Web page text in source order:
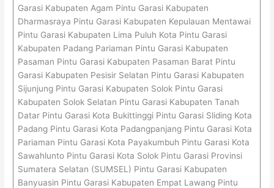
Garasi Kabupaten Agam Pintu Garasi Kabupaten
Dharmasraya Pintu Garasi Kabupaten Kepulauan Mentawai
Pintu Garasi Kabupaten Lima Puluh Kota Pintu Garasi
Kabupaten Padang Pariaman Pintu Garasi Kabupaten
Pasaman Pintu Garasi Kabupaten Pasaman Barat Pintu
Garasi Kabupaten Pesisir Selatan Pintu Garasi Kabupaten
Sijunjung Pintu Garasi Kabupaten Solok Pintu Garasi
Kabupaten Solok Selatan Pintu Garasi Kabupaten Tanah
Datar Pintu Garasi Kota Bukittinggi Pintu Garasi Sliding Kota
Padang Pintu Garasi Kota Padangpanjang Pintu Garasi Kota
Pariaman Pintu Garasi Kota Payakumbuh Pintu Garasi Kota
Sawahlunto Pintu Garasi Kota Solok Pintu Garasi Provinsi
Sumatera Selatan (SUMSEL) Pintu Garasi Kabupaten
Banyuasin Pintu Garasi Kabupaten Empat Lawang Pintu